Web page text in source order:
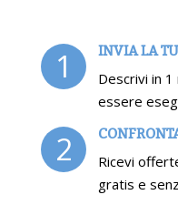
1 INVIA LA
Descrivi in
essere
2
Ricevi
gratis e